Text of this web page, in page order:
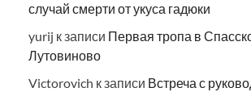
случай смерти от укуса гадюки
yurij к записи Первая тропа в
Лутовиново
Victorovich к записи Встреча с